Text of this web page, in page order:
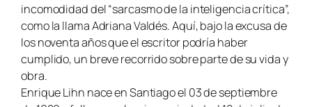
incomodidad del “sarcasmo de la inteligencia crítica”,
como la llama Adriana Valdés. Aquí, bajo la excusa de
los noventa años que el escritor podría haber
cumplido, un breve recorrido sobre parte de su vida y
obra.
Enrique Lihn nace en Santiago el 03 de septiembre